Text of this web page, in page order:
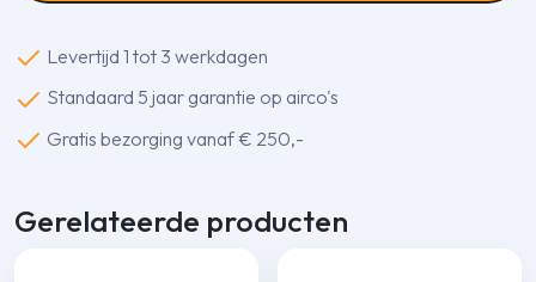
Levertijd 1 tot 3 werkdagen
Standaard 5 jaar garantie op airco's
Gratis bezorging vanaf € 250,-
Gerelateerde producten